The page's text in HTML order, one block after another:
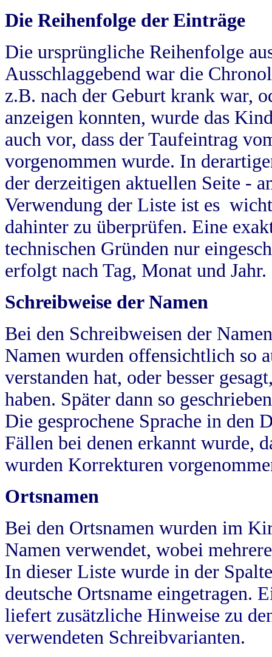
Die Reihenfolge der Einträge
Die ursprüngliche Reihenfolge
Ausschlaggebend war die
z.B. nach der Geburt krank war,
anzeigen konnten, wurde das
auch vor, dass der Taufeintrag
vorgenommen wurde. In
der derzeitigen aktuellen Seite -
Verwendung der Liste ist es
dahinter zu überprüfen. Eine
technischen Gründen nur
erfolgt nach Tag, Monat und Jahr.
Schreibweise der Namen
Bei den Schreibweisen der
Namen wurden offensichtlich so
verstanden hat, oder besser
haben. Später dann so
Die gesprochene Sprache in
Fällen bei denen erkannt wurde,
wurden Korrekturen
Ortsnamen
Bei den Ortsnamen wurden im
Namen verwendet, wobei
In dieser Liste wurde in der
deutsche Ortsname eingetragen.
liefert zusätzliche Hinweise zu
verwendeten Schreibvarianten.